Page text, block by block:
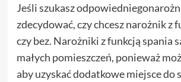
Jeśli szukasz
zdecydować, czy chcesz narożnik z
czy bez. Narożniki z funkcją spania
małych pomieszczeń, ponieważ
aby uzyskać dodatkowe miejsce do